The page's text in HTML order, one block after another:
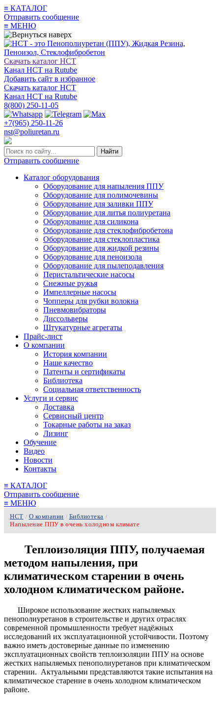
≡ КАТАЛОГ
Отправить сообщение
≡ МЕНЮ
Скачать каталог НСТ
Канал НСТ на Rutube
Добавить сайт в избранное
Скачать каталог НСТ
Канал НСТ на Rutube
8(800) 250-11-05
+7(965) 250-11-26
nst@poliuretan.ru
Найти
Отправить сообщение
Каталог оборудования
Оборудование для напыления ППУ
Оборудование для полимочевины
Оборудование для заливки ППУ
Оборудование для литья полиуретана
Оборудование для силикона
Оборудование для стеклофибробетона
Оборудование для стеклопластика
Оборудование для жидкой резины
Оборудование для пеноизола
Оборудование для пылеподавления
Перистальтические насосы
Снежные ружья
Импеллерные насосы
Чопперы для рубки волокна
Пневмовибраторы
Диссольверы
Штукатурные агрегаты
Прайс-лист
О компании
История компании
Наше качество
Патенты и сертификаты
Библиотека
Социальная ответственность
Услуги и сервис
Доставка
Сервисный центр
Токарные работы на заказ
Лизинг
Обучение
Видео
Новости
Контакты
≡ КАТАЛОГ
Отправить сообщение
≡ МЕНЮ
НСТ / О компании / Библиотека /
Напыление ППУ в очень холодном климате
Теплоизоляция ППУ, получаемая
методом напыления, при
климатическом старении в очень
холодном климатическом районе.
Широкое использование жестких напыляемых
пенополиуретанов в строительстве и других отраслях
современной промышленности требует надёжных
исследований их эксплуатационной устойчивости. Поэтому
важно иметь достоверные данные по изменению
эксплуатационных свойств теплоизоляции ППУ на основе
жестких напыляемых пенополиуретанов при климатическом
старении. Актуальными представляются такие испытания на
климатическое старение в очень холодном климатическом
районе.